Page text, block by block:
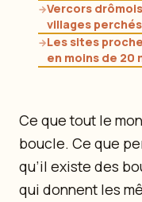
→Vercors
villages perchés
→Les sites
en moins de 20
Ce que tout le
boucle. Ce que
qu’il existe des
qui donnent les